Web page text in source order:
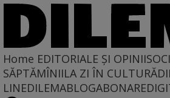
Home EDITORIALE ȘI OPINII
SĂPTĂMÎNIILA ZI ÎN CULTURĂ
LINEDILEMABLOGABONARE